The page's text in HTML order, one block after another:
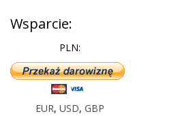
Wsparcie:
PLN:
EUR, USD, GBP